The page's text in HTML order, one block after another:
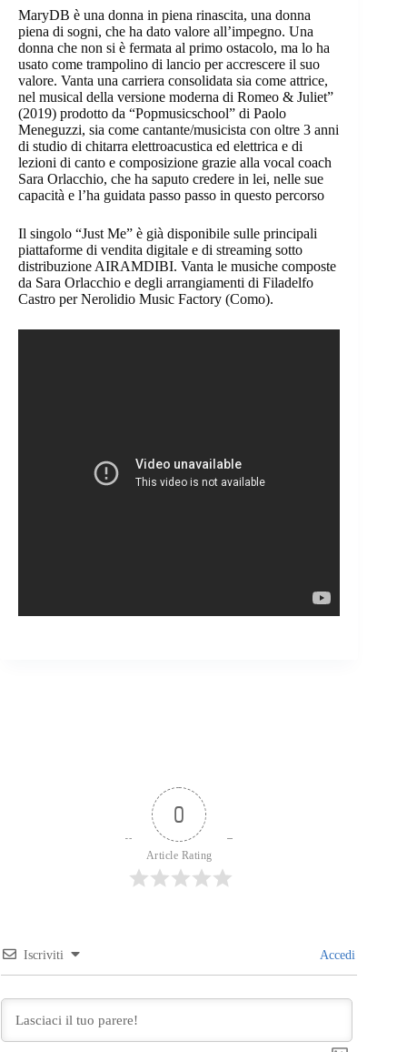
MaryDB è una donna in piena rinascita, una donna
piena di sogni, che ha dato valore all’impegno. Una
donna che non si è fermata al primo ostacolo, ma lo ha
usato come trampolino di lancio per accrescere il suo
valore. Vanta una carriera consolidata sia come attrice,
nel musical della versione moderna di Romeo & Juliet”
(2019) prodotto da “Popmusicschool” di Paolo
Meneguzzi, sia come cantante/musicista con oltre 3 anni
di studio di chitarra elettroacustica ed elettrica e di
lezioni di canto e composizione grazie alla vocal coach
Sara Orlacchio, che ha saputo credere in lei, nelle sue
capacità e l’ha guidata passo passo in questo percorso
Il singolo “Just Me” è già disponibile sulle principali
piattaforme di vendita digitale e di streaming sotto
distribuzione AIRAMDIBI. Vanta le musiche composte
da Sara Orlacchio e degli arrangiamenti di Filadelfo
Castro per Nerolidio Music Factory (Como).
0
Article Rating
Iscriviti Accedi